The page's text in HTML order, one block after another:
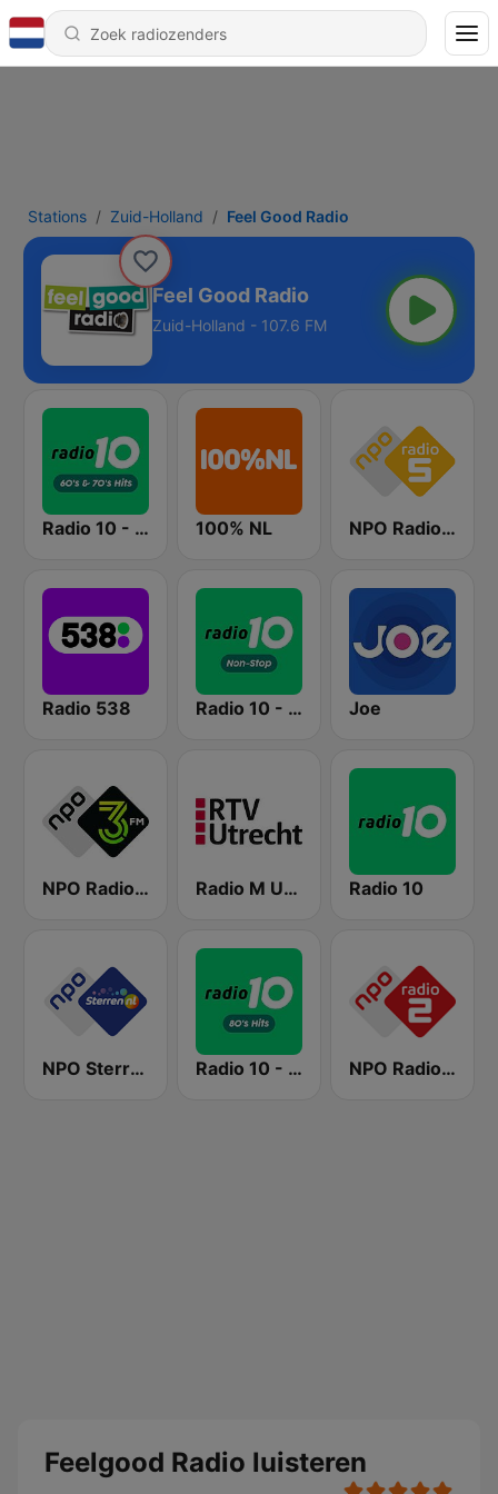
Stations Zuid-Holland Feel Good Radio
Feel Good Radio
Zuid-Holland - 107.6 FM
Radio 10 - 60s & 70s Hits 100% NL NPO Radio 5
Radio 538 Radio 10 - Non-stop Joe
NPO Radio 3FM Radio M Utrecht Radio 10
NPO Sterren Radio 10 - 80s Hits NPO Radio 2
Feelgood Radio luisteren